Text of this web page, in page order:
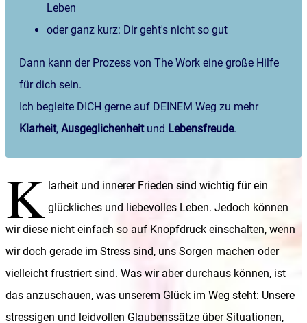
Leben
oder ganz kurz: Dir geht's nicht so gut
Dann kann der Prozess von The Work eine große Hilfe
für dich sein.
Ich begleite DICH gerne auf DEINEM Weg zu mehr
Klarheit, Ausgeglichenheit und Lebensfreude.
K larheit und innerer Frieden sind wichtig für ein
glückliches und liebevolles Leben. Jedoch können
wir diese nicht einfach so auf Knopfdruck einschalten, wenn
wir doch gerade im Stress sind, uns Sorgen machen oder
vielleicht frustriert sind. Was wir aber durchaus können, ist
das anzuschauen, was unserem Glück im Weg steht: Unsere
stressigen und leidvollen Glaubenssätze über Situationen,